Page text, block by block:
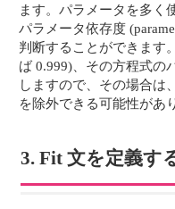
ます。パラメータを多く
パラメータ依存度
判断することができます
ば 0.999)、その方程式の
しますので、その場合は
を除外できる可能性があ
3. Fit 文を定義す